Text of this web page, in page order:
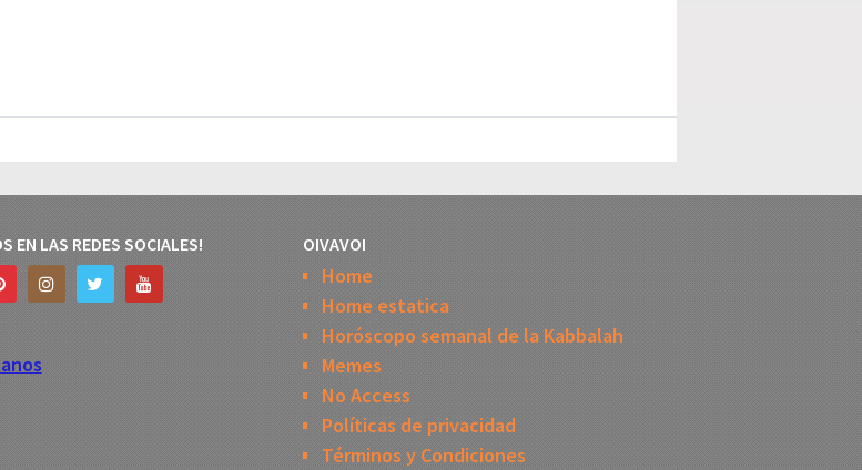
EN LAS REDES SOCIALES! OIVAVOI
Home
Home estatica
Horóscopo semanal de la Kabbalah
Memes
No Access
Políticas de privacidad
Términos y Condiciones